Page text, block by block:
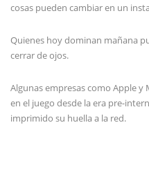
cosas pueden cambiar en un
Quienes hoy dominan mañana
cerrar de ojos.
Algunas empresas como Apple
en el juego desde la era pre-
imprimido su huella a la red.